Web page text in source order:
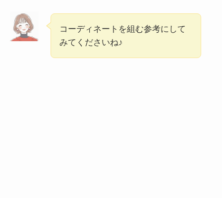
コーディネートを組む参考にして
みてくださいね♪